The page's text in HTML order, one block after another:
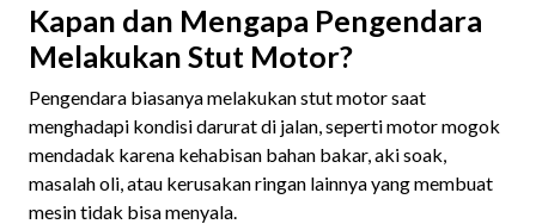
Kapan dan Mengapa Pengendara
Melakukan Stut Motor?
Pengendara biasanya melakukan stut motor saat
menghadapi kondisi darurat di jalan, seperti motor mogok
mendadak karena kehabisan bahan bakar, aki soak,
masalah oli, atau kerusakan ringan lainnya yang membuat
mesin tidak bisa menyala.